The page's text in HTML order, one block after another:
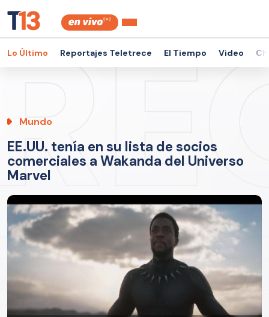
Lo Último Reportajes Teletrece El Tiempo Video
Mundo
EE.UU. tenía en su lista de socios
comerciales a Wakanda del Universo
Marvel